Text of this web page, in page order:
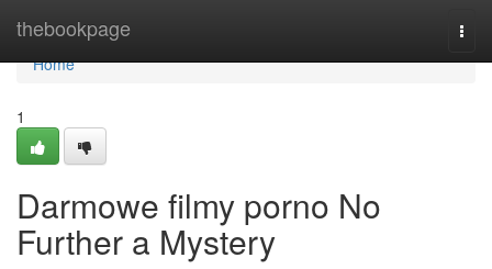
thebookpage
Home
Home
1
Darmowe filmy porno No
Further a Mystery